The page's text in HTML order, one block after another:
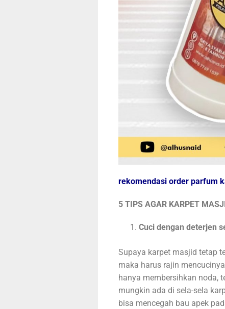
rekomendasi order parfum
5 TIPS AGAR KARPET
Cuci dengan deterjen
Supaya karpet masjid tetap
maka harus rajin
hanya membersihkan noda,
mungkin ada di sela-sela
bisa mencegah bau apek